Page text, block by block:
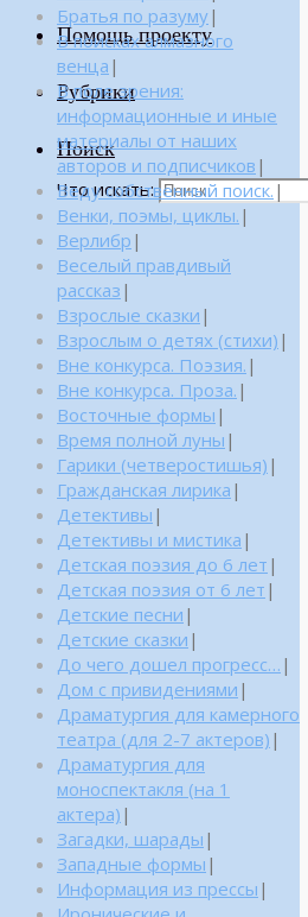
Помощь проекту
Рубрики
Поиск
Что искать:
Братья по разуму|
В поисках алмазного
венца |
В поле зрения:
информационные и иные
материалы от наших
авторов и подписчиков |
Веду собственный поиск. |
Венки, поэмы, циклы. |
Верлибр |
Веселый правдивый
рассказ |
Взрослые сказки |
Взрослым о детях (стихи) |
Вне конкурса. Поэзия. |
Вне конкурса. Проза. |
Восточные формы |
Время полной луны |
Гарики (четверостишья) |
Гражданская лирика |
Детективы |
Детективы и мистика |
Детская поэзия до 6 лет |
Детская поэзия от 6 лет |
Детские песни |
Детские сказки |
До чего дошел прогресс… |
Дом с привидениями |
Драматургия для камерного
театра (для 2-7 актеров) |
Драматургия для
моноспектакля (на 1
актера) |
Загадки, шарады |
Западные формы |
Информация из прессы |